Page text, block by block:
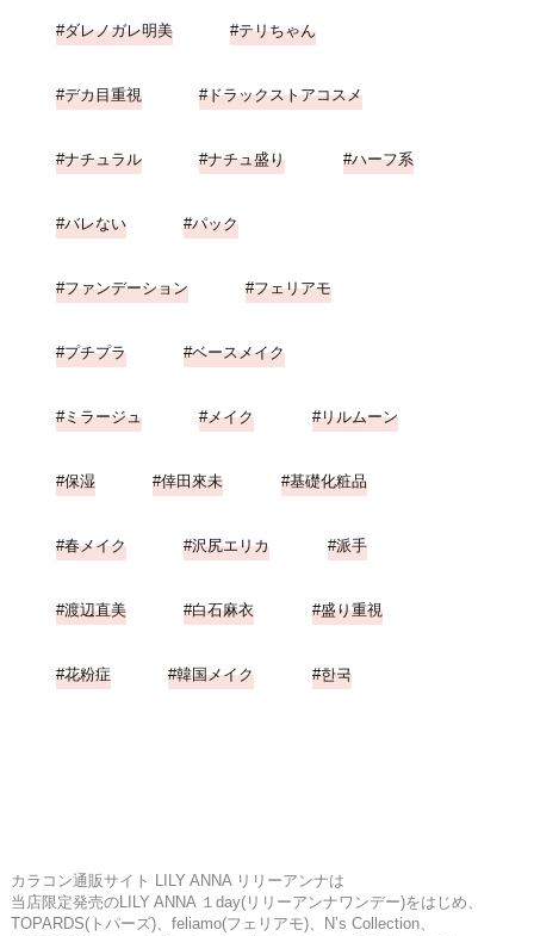
ダレノガレ明美 テリちゃん
デカ目重視 ドラックストアコスメ
ナチュラル ナチュ盛り ハーフ系
バレない パック
ファンデーション フェリアモ
プチプラ ベースメイク
ミラージュ メイク リルムーン
保湿 倖田來未 基礎化粧品
春メイク 沢尻エリカ 派手
渡辺直美 白石麻衣 盛り重視
花粉症 韓国メイク 한국
カラコン通販サイト LILY ANNA リリーアンナは
当店限定発売のLILY ANNA １day(リリーアンナワンデー)をはじめ、
TOPARDS(トパーズ)、feliamo(フェリアモ)、N’s Collection、